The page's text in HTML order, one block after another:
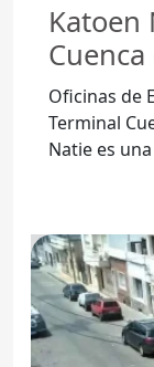
Katoen
Oficinas de
Terminal
Natie es